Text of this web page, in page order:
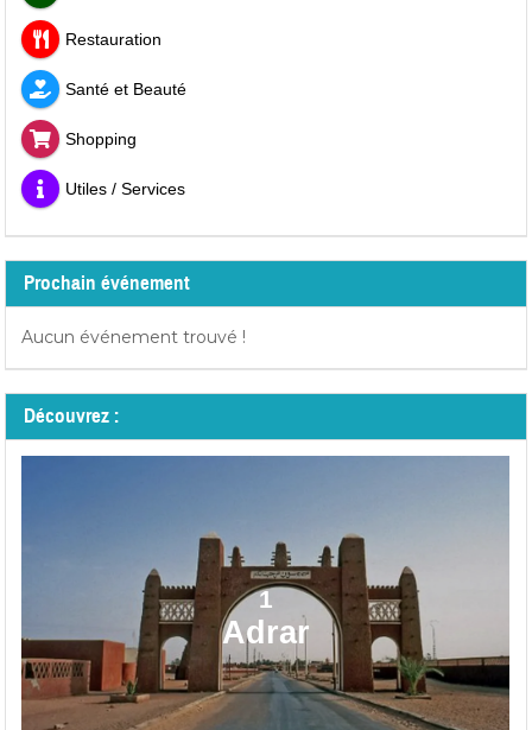
Restauration
Santé et Beauté
Shopping
Utiles / Services
Prochain événement
Aucun événement trouvé !
Découvrez :
1
Adrar